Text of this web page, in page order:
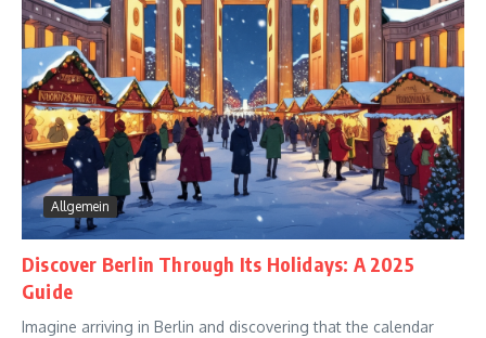
Allgemein
Discover Berlin Through Its Holidays: A 2025
Guide
Imagine arriving in Berlin and discovering that the calendar